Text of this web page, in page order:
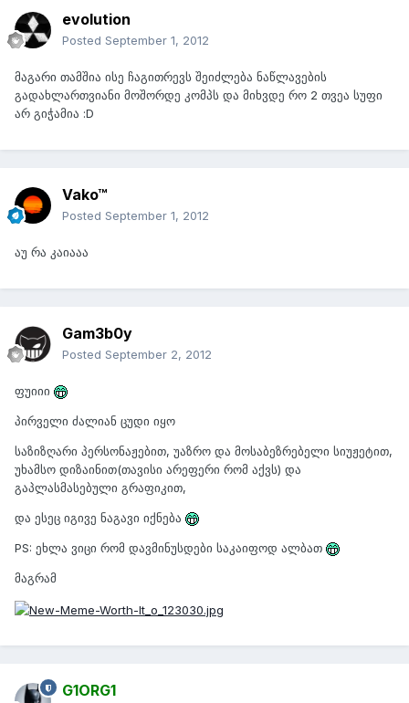
evolution
Posted September 1, 2012
მაგარი თამშია ისე ჩაგითრევს შეიძლება ნაწლავების
გადახლართვიანი მოშორდე კომპს და მიხვდე რო 2 თვეა სუფი
არ გიჭამია :D
Vako™
Posted September 1, 2012
აუ რა კაიააა
Gam3b0y
Posted September 2, 2012
ფუიიი
პირველი ძალიან ცუდი იყო
საზიზღარი პერსონაჟებით, უაზრო და მოსაბეზრებელი სიუჟეტით,
უხამსო დიზაინით(თავისი არეფერი რომ აქვს) და
გაპლასმასებული გრაფიკით,
და ესეც იგივე ნაგავი იქნება
PS: ეხლა ვიცი რომ დავმინუსდები საკაიფოდ ალბათ
მაგრამ
G1ORG1